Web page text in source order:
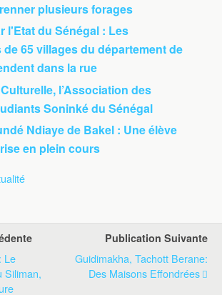
plusieurs forages
l'Etat du Sénégal : Les
65 villages du département de
dans la rue
l’Association des
Soninké du Sénégal
Ndiaye de Bakel : Une élève
en plein cours
Le
Siliman,
Publication Suivante
Guidimakha, Tachott Berane:
Des Maisons Effondrées